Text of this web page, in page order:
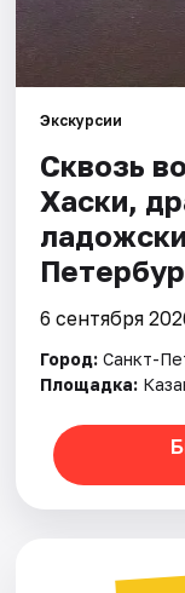
Экскурсии
Сквозь
Хаски,
6 сентября
Город: Санкт-
Площадка: